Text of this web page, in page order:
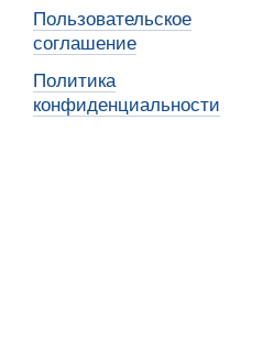
Пользовательское
соглашение
Политика
конфиденциальности